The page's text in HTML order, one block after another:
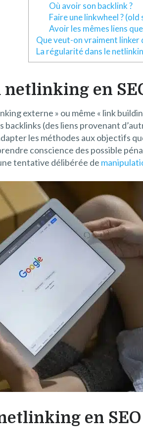
Où avoir son backlink ?
Faire une linkwheel ? (old
Avoir les mêmes liens
Que veut-on vraiment linker
La régularité dans le
en
externe » ou même « link
backlinks (des liens provenant
les méthodes aux objectifs
conscience des possible
tentative délibérée de
en SEO